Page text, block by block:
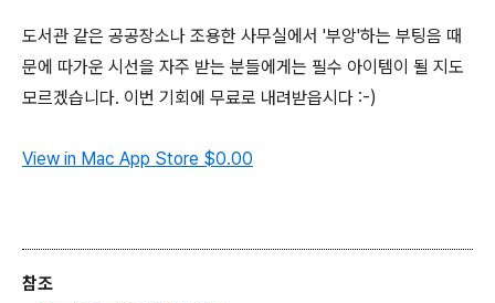
도서관 같은 공공장소나 조용한 사무실에서 '부앙'하는 부팅음 때
문에 따가운 시선을 자주 받는 분들에게는 필수 아이템이 될 지도
모르겠습니다. 이번 기회에 무료로 내려받읍시다 :-)
View in Mac App Store $0.00
참조